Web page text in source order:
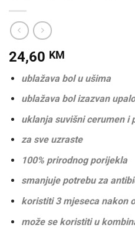
24,60 KM
ublažava bol u ušima
ublažava bol izazvan
uklanja suvišni cerumen i
za sve uzraste
100% prirodnog porijekla
smanjuje potrebu za
koristiti 3 mjeseca nakon
može se koristiti u